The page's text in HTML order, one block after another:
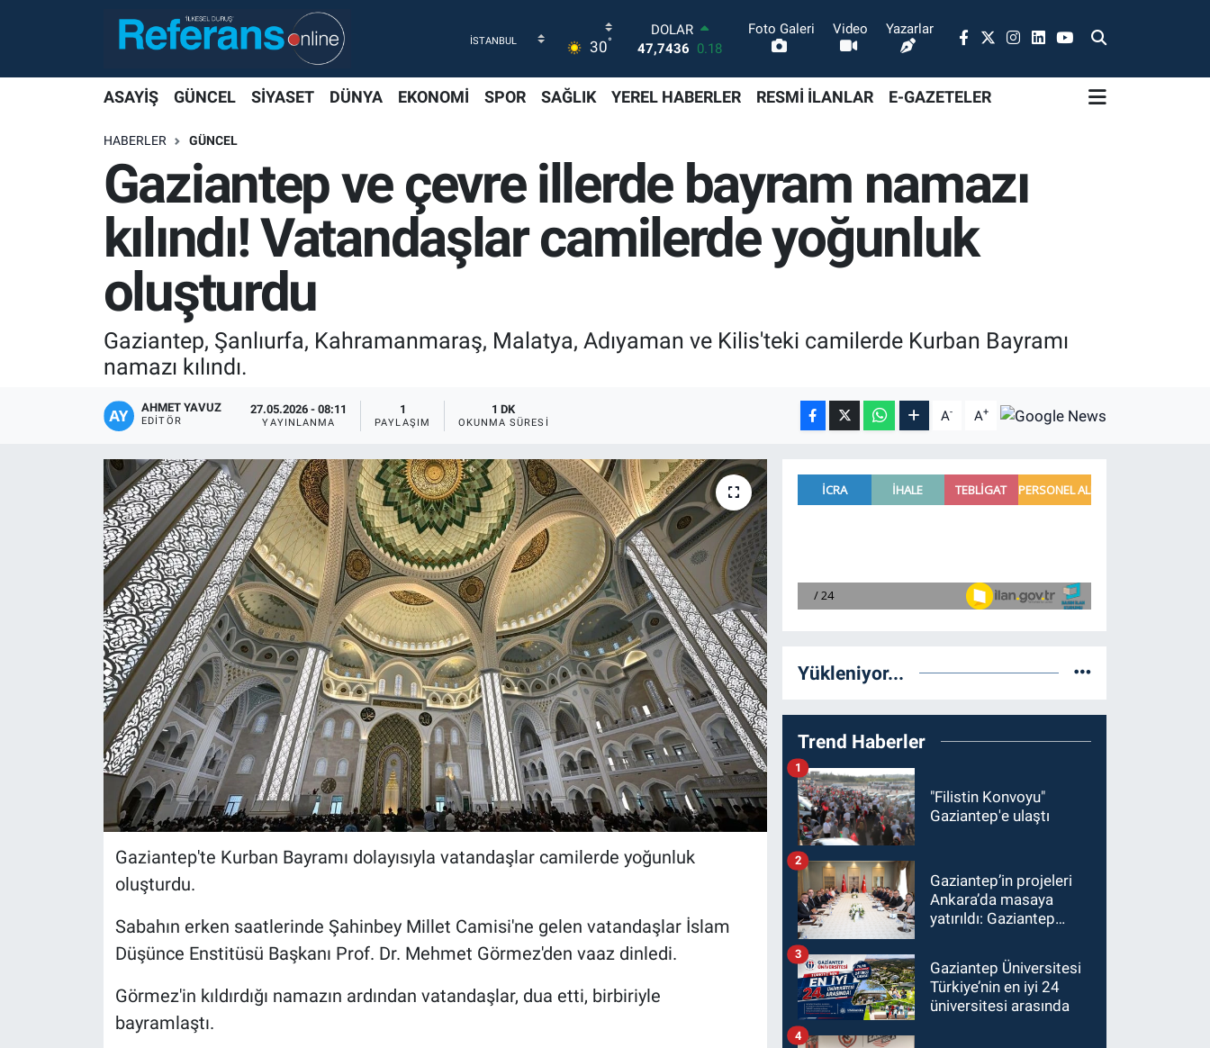
30°
DOLAR
47,7436 0.18
STERLİN
6660.55
BİST100
13.779 -14
BITCOIN
64.944,08
-0.18
Foto Galeri Video Yazarlar
ASAYİŞ GÜNCEL SİYASET DÜNYA EKONOMİ SPOR SAĞLIK YEREL HABERLER RESMİ İLANLAR E-GAZETELER
HABERLER GÜNCEL
Gaziantep ve çevre illerde bayram namazı
kılındı! Vatandaşlar camilerde yoğunluk
oluşturdu
Gaziantep, Şanlıurfa, Kahramanmaraş, Malatya, Adıyaman ve Kilis'teki camilerde Kurban Bayramı
namazı kılındı.
AHMET YAVUZ
EDITÖR
27.05.2026 - 08:11
YAYINLANMA
1
PAYLAŞIM
1 DK
OKUNMA SÜRESI A- A+
Gaziantep'te Kurban Bayramı dolayısıyla vatandaşlar camilerde yoğunluk
oluşturdu.
Sabahın erken saatlerinde Şahinbey Millet Camisi'ne gelen vatandaşlar İslam
Düşünce Enstitüsü Başkanı Prof. Dr. Mehmet Görmez'den vaaz dinledi.
Görmez'in kıldırdığı namazın ardından vatandaşlar, dua etti, birbiriyle
bayramlaştı.
Yükleniyor...
Trend Haberler
"Filistin Konvoyu"
Gaziantep'e ulaştı
1
Gaziantep’in projeleri
Ankara’da masaya
yatırıldı: Gaziantep
Şimşek’e ziyaret!
2
Gaziantep Üniversitesi
Türkiye’nin en iyi 24
üniversitesi arasında
3
4